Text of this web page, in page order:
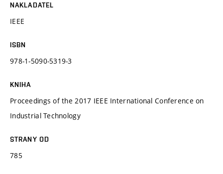
NAKLADATEL
IEEE
ISBN
978-1-5090-5319-3
KNIHA
Proceedings of the 2017 IEEE International Conference on
Industrial Technology
STRANY OD
785